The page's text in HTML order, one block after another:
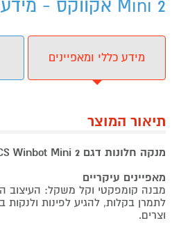
Mini 2 אקווקס - מידע נוסף
מידע כללי ומאפיינים
תיאור המוצר
מנקה חלונות דגם ECOVACS Winbot Mini 2 אקווקס
מאפיינים עיקריים
מבנה קומפקטי וקל משקל: העיצוב
לתמרן בקלות, להגיע לפינות ולנקות
וצרים.